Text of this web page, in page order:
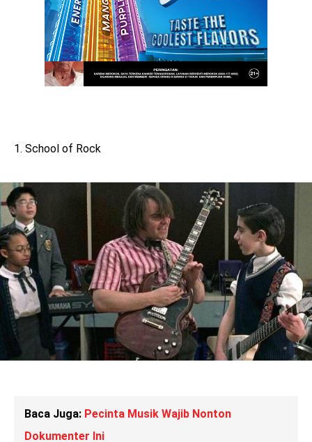
1. School of Rock
Baca Juga: Pecinta Musik Wajib Nonton
Dokumenter Ini